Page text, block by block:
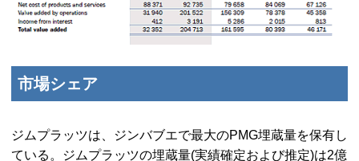
市場シェア
ジムプラッツは、ジンバブエで最大のPMG埋蔵量を保有し
ている。ジムプラッツの埋蔵量(実績確定および推定)は2億